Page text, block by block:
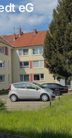
eG